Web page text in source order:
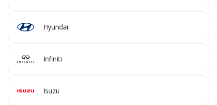
Hyundai
Infiniti
Isuzu